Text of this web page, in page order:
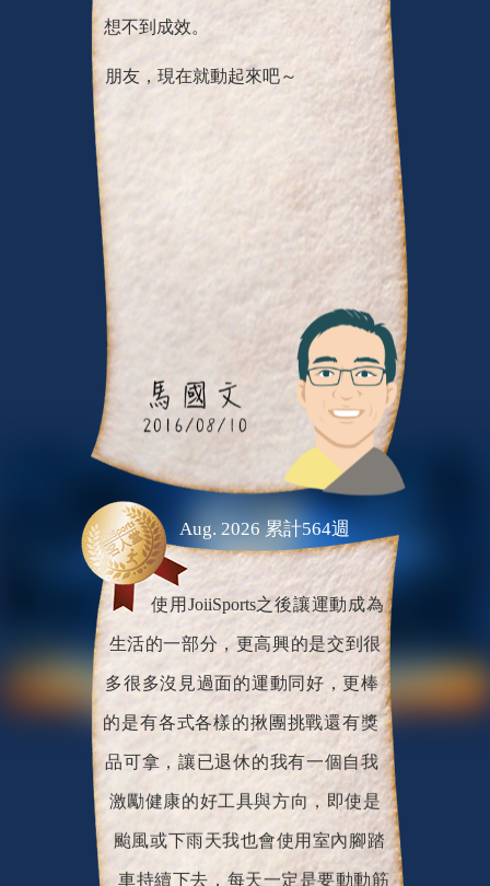
想不到成效。
朋友，現在就動起來吧～
Aug. 2026 累計564週
使用JoiiSports之後讓運動成為
生活的一部分，更高興的是交到很
多很多沒見過面的運動同好，更棒
的是有各式各樣的揪團挑戰還有獎
品可拿，讓已退休的我有一個自我
激勵健康的好工具與方向，即使是
颱風或下雨天我也會使用室內腳踏